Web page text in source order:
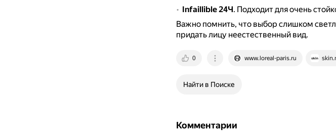
Infaillible 24Ч. Подходит для очень
Важно помнить, что выбор слишком
придать лицу неестественный вид.
0 www.loreal-paris.ru
Найти в Поиске
Комментарии